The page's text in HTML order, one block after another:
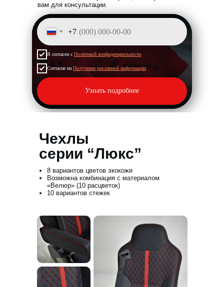
+7
Я согласен с Политикой конфиденциальности
Согласие на Получение рекламной информации
Узнать подробнее
вам для консультации
Чехлы
серии “Люкс”
8 вариантов цветов экокожи
Возможна комбинация с материалом
«Велюр» (10 расцветок)
10 вариантов стежек
+7
Отправить
менеджер проконсультирует Вас уже
сейчас.
Оставьте свои контакты и наш менеджер
свяжется с Вами в ближайшее время или
просто позвоните нам!
Я согласен с Политикой конфиденциальности